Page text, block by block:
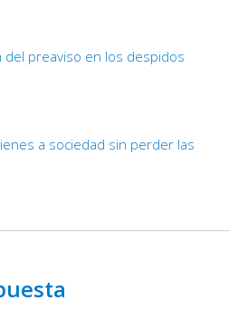
del preaviso en los despidos
a sociedad sin perder las